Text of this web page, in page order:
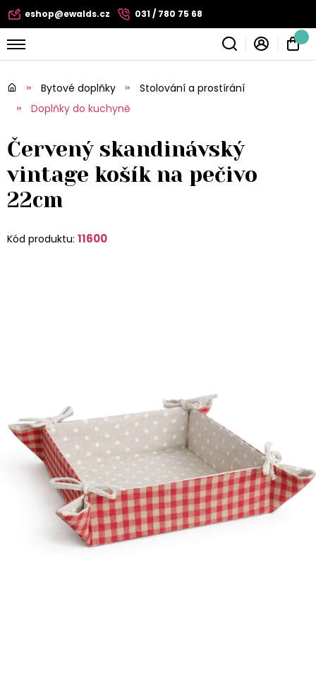
eshop@ewalds.cz 031 / 780 75 68
Bytové doplňky
Stolování a prostírání
Doplňky do kuchyně
Červený skandinávský
vintage košík na pečivo
22cm
Kód produktu: 11600